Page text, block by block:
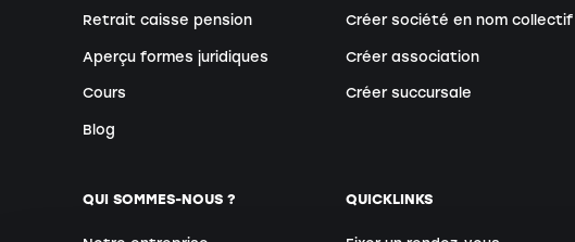
Retrait caisse pension
Aperçu formes juridiques
Cours
Blog
Créer société en nom collectif
Créer association
Créer succursale
QUI SOMMES-NOUS ? QUICKLINKS